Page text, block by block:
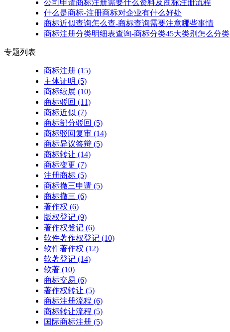
公司申请商标注册需要什么资料及商标注册流程
什么是商标-注册商标对企业有什么好处
商标近似查询怎么查-商标查询需要注意哪些事情
商标注册分类明细表查询-商标分类45大类别怎么分类
专题列表
商标注册 (15)
主体证明 (5)
商标续展 (10)
商标驳回 (11)
商标近似 (7)
商标部分驳回 (5)
商标驳回复审 (14)
商标异议答辩 (5)
商标转让 (14)
商标变更 (7)
注册商标 (5)
商标撤三申请 (5)
商标撤三 (6)
著作权 (6)
版权登记 (9)
著作权登记 (6)
软件著作权登记 (10)
软件著作权 (12)
软著登记 (14)
软著 (10)
商标交易 (6)
著作权转让 (5)
商标注册流程 (6)
商标转让流程 (5)
国际商标注册 (5)